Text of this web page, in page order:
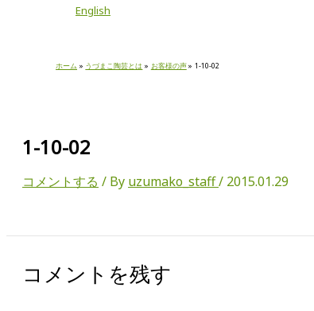
English
ホーム うづまこ陶芸とは お客様の声 1-10-02
1-10-02
コメントする / By uzumako_staff/ 2015.01.29
コメントを残す